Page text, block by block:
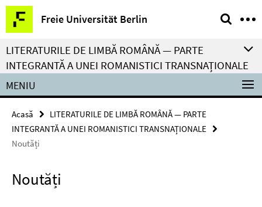
Springe
direkt
zu
Inhalt
Freie Universität Berlin
Serviciu
navigație
LITERATURILE DE LIMBĂ ROMÂNĂ — PARTE
INTEGRANTĂ A UNEI ROMANISTICI TRANSNAȚIONALE
MENIU
Acasă
LITERATURILE DE LIMBĂ ROMÂNĂ — PARTE
INTEGRANTĂ A UNEI ROMANISTICI TRANSNAȚIONALE
Noutăți
Noutăți